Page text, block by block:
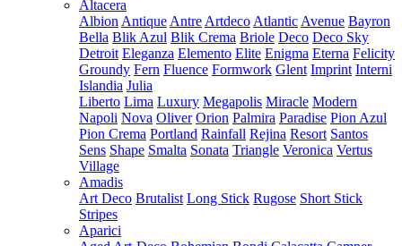
Altacera
Albion Antique Antre Artdeco Atlantic Avenue Bayron
Bella Blik Azul Blik Crema Briole Deco Deco Sky
Detroit Eleganza Elemento Elite Enigma Eterna Felicity
Groundy Fern Fluence Formwork Glent Imprint Interni
Islandia Julia
Liberto Lima Luxury Megapolis Miracle Modern
Napoli Nova Oliver Orion Palmira Paradise Pion Azul
Pion Crema Portland Rainfall Rejina Resort Santos
Sens Shape Smalta Sonata Triangle Veronica Vertus
Village
Amadis
Art Deco Brutalist Long Stick Rugose Short Stick
Stripes
Aparici